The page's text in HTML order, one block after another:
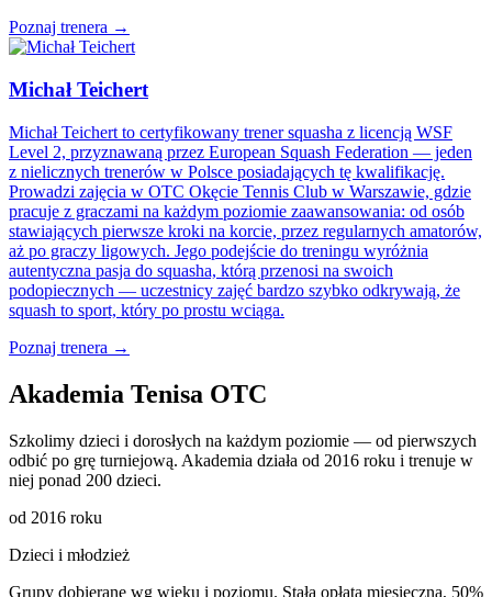
Poznaj trenera →
Michał Teichert
Michał Teichert to certyfikowany trener squasha z licencją WSF
Level 2, przyznawaną przez European Squash Federation — jeden
z nielicznych trenerów w Polsce posiadających tę kwalifikację.
Prowadzi zajęcia w OTC Okęcie Tennis Club w Warszawie, gdzie
pracuje z graczami na każdym poziomie zaawansowania: od osób
stawiających pierwsze kroki na korcie, przez regularnych amatorów,
aż po graczy ligowych. Jego podejście do treningu wyróżnia
autentyczna pasja do squasha, którą przenosi na swoich
podopiecznych — uczestnicy zajęć bardzo szybko odkrywają, że
squash to sport, który po prostu wciąga.
Poznaj trenera →
Akademia Tenisa OTC
Szkolimy dzieci i dorosłych na każdym poziomie — od pierwszych
odbić po grę turniejową. Akademia działa od 2016 roku i trenuje w
niej ponad 200 dzieci.
od 2016 roku
Dzieci i młodzież
Grupy dobierane wg wieku i poziomu. Stała opłata miesięczna, 50%